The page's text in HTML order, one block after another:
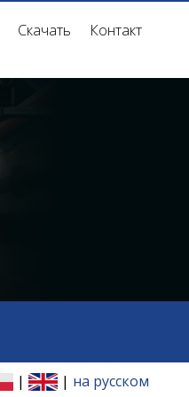
Скачать Контакт
| | на русском